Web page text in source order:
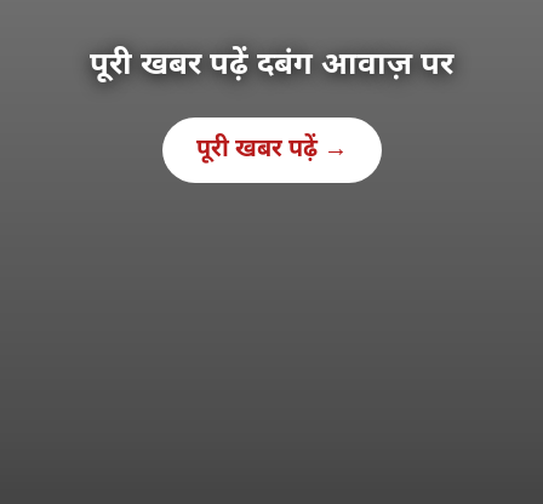
पूरी खबर पढ़ें दबंग आवाज़ पर
पूरी खबर पढ़ें →